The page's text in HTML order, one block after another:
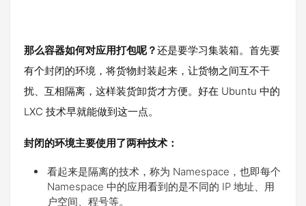
那么容器如何对应用打包呢？还是要学习集装箱。首先要
有个封闭的环境，将货物封装起来，让货物之间互不干
扰、互相隔离，这样装货卸货才方便。好在 Ubuntu 中的
LXC 技术早就能做到这一点。
封闭的环境主要使用了两种技术：
看起来是隔离的技术，称为 Namespace，也即每个
Namespace 中的应用看到的是不同的 IP 地址、用
户空间、程号等。